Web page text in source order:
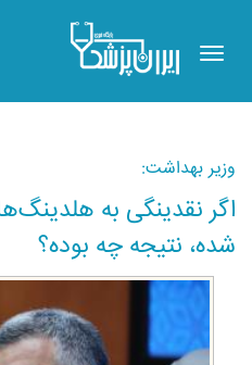
Toggle
navigation
وزیر بهداشت:
اگر نقدینگی به
شده، نتیجه چه بوده؟